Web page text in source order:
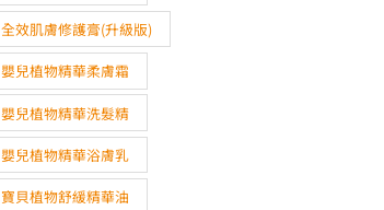
全效肌膚修護膏(升級版)
嬰兒植物精華柔膚霜
嬰兒植物精華洗髮精
嬰兒植物精華浴膚乳
寶貝植物舒緩精華油